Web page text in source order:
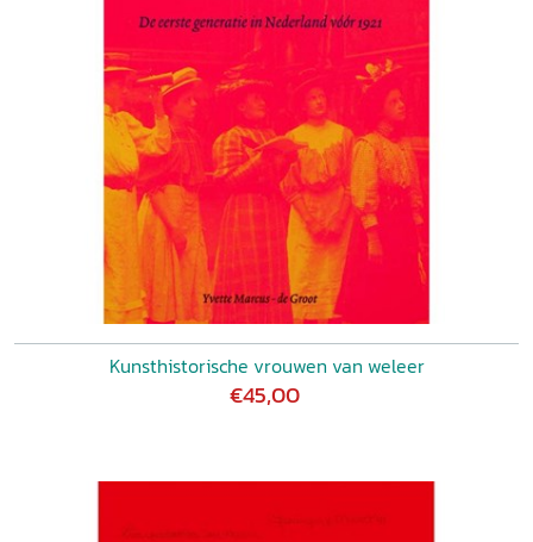
Kunsthistorische vrouwen van weleer
€45,00